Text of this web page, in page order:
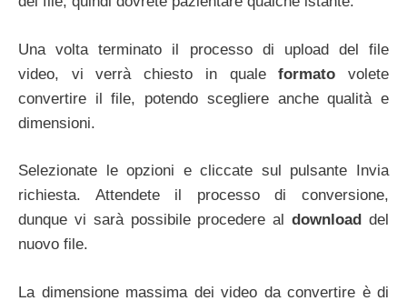
Una volta terminato il processo di upload del file
video, vi verrà chiesto in qualeformato volete
convertire il file, potendo scegliere anche qualità e
dimensioni.
Selezionate le opzioni e cliccate sul pulsante Invia
richiesta. Attendete il processo di conversione,
dunque vi sarà possibile procedere aldownload del
nuovo file.
La dimensione massima dei video da convertire è di